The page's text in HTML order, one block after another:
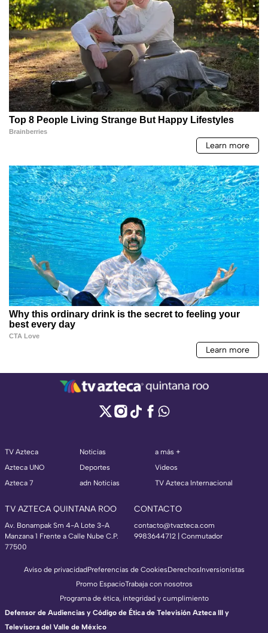
TV Azteca
Azteca UNO
Azteca 7
Noticias
Deportes
adn Noticias
a más +
Videos
TV Azteca Internacional
TV AZTECA QUINTANA ROO
Av. Bonampak Sm 4-A Lote 3-A
Manzana 1 Frente a Calle Nube C.P.
77500
CONTACTO
contacto@tvazteca.com
9983644712 | Conmutador
Aviso de privacidadPreferencias de CookiesDerechosInversionistas
Promo EspacioTrabaja con nosotros
Programa de ética, integridad y cumplimiento
Defensor de Audiencias y Código de Ética de Televisión Azteca III y
Televisora del Valle de México